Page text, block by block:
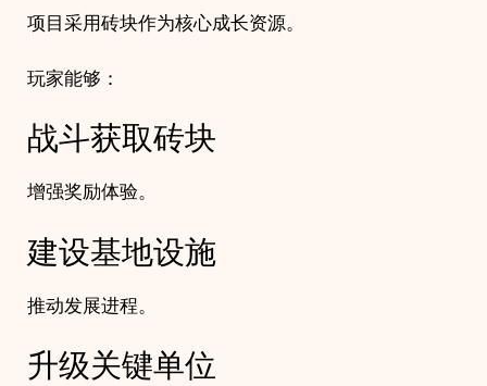
项目采用砖块作为核心成长资源。
玩家能够：
战斗获取砖块
增强奖励体验。
建设基地设施
推动发展进程。
升级关键单位